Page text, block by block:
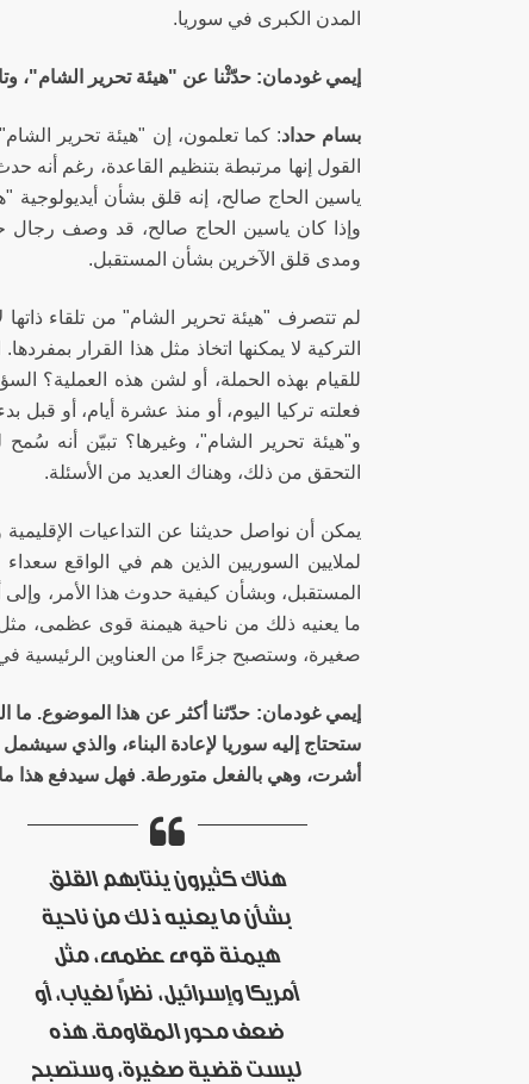
المدن الكبرى في سوريا.
إيمي غودمان: حدّثْنا عن "هيئة تحرير الشام"،
بسام حداد: كما تعلمون، إن "هيئة تحرير
القول إنها مرتبطة بتنظيم القاعدة، رغم
ياسين الحاج صالح، إنه قلق بشأن
وإذا كان ياسين الحاج صالح، قد وصف رجال
ومدى قلق الآخرين بشأن المستقبل.
لم تتصرف "هيئة تحرير الشام" من تلقاء
التركية لا يمكنها اتخاذ مثل هذا القرار
للقيام بهذه الحملة، أو لشن هذه العملية؟
فعلته تركيا اليوم، أو منذ عشرة أيام، أو
و"هيئة تحرير الشام"، وغيرها؟ تبيّن أنه
التحقق من ذلك، وهناك العديد من الأسئلة.
يمكن أن نواصل حديثنا عن التداعيات
لملايين السوريين الذين هم في الواقع
المستقبل، وبشأن كيفية حدوث هذا الأمر،
ما يعنيه ذلك من ناحية هيمنة قوى عظمى،
صغيرة، وستصبح جزءًا من العناوين الرئيسية
إيمي غودمان: حدّثنا أكثر عن هذا الموضوع. ما
ستحتاج إليه سوريا لإعادة البناء، والذي
أشرت، وهي بالفعل متورطة. فهل سيدفع هذا
هناك كثيرون ينتابهم القلق
بشأن ما يعنيه ذلك من ناحية
هيمنة قوى عظمى، مثل
أمريكا وإسرائيل، نظراً لغياب، أو
ضعف محور المقاومة. هذه
ليست قضية صغيرة، وستصبح